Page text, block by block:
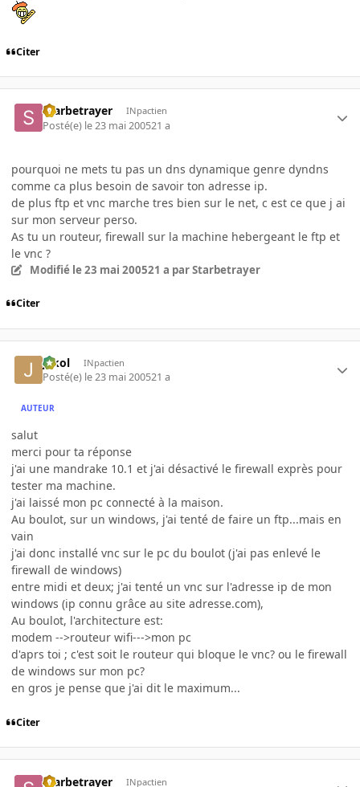
Citer
Starbetrayer INpactien
Posté(e) le 23 mai 200521 a
pourquoi ne mets tu pas un dns dynamique genre dyndns
comme ca plus besoin de savoir ton adresse ip.
de plus ftp et vnc marche tres bien sur le net, c est ce que j ai
sur mon serveur perso.
As tu un routeur, firewall sur la machine hebergeant le ftp et
le vnc ?
Modifié le 23 mai 200521 a par Starbetrayer
Citer
jakol INpactien
Posté(e) le 23 mai 200521 a
AUTEUR
salut
merci pour ta réponse
j'ai une mandrake 10.1 et j'ai désactivé le firewall exprès pour
tester ma machine.
j'ai laissé mon pc connecté à la maison.
Au boulot, sur un windows, j'ai tenté de faire un ftp...mais en
vain
j'ai donc installé vnc sur le pc du boulot (j'ai pas enlevé le
firewall de windows)
entre midi et deux; j'ai tenté un vnc sur l'adresse ip de mon
windows (ip connu grâce au site adresse.com),
Au boulot, l'architecture est:
modem -->routeur wifi--->mon pc
d'aprs toi ; c'est soit le routeur qui bloque le vnc? ou le firewall
de windows sur mon pc?
en gros je pense que j'ai dit le maximum...
Citer
Starbetrayer INpactien